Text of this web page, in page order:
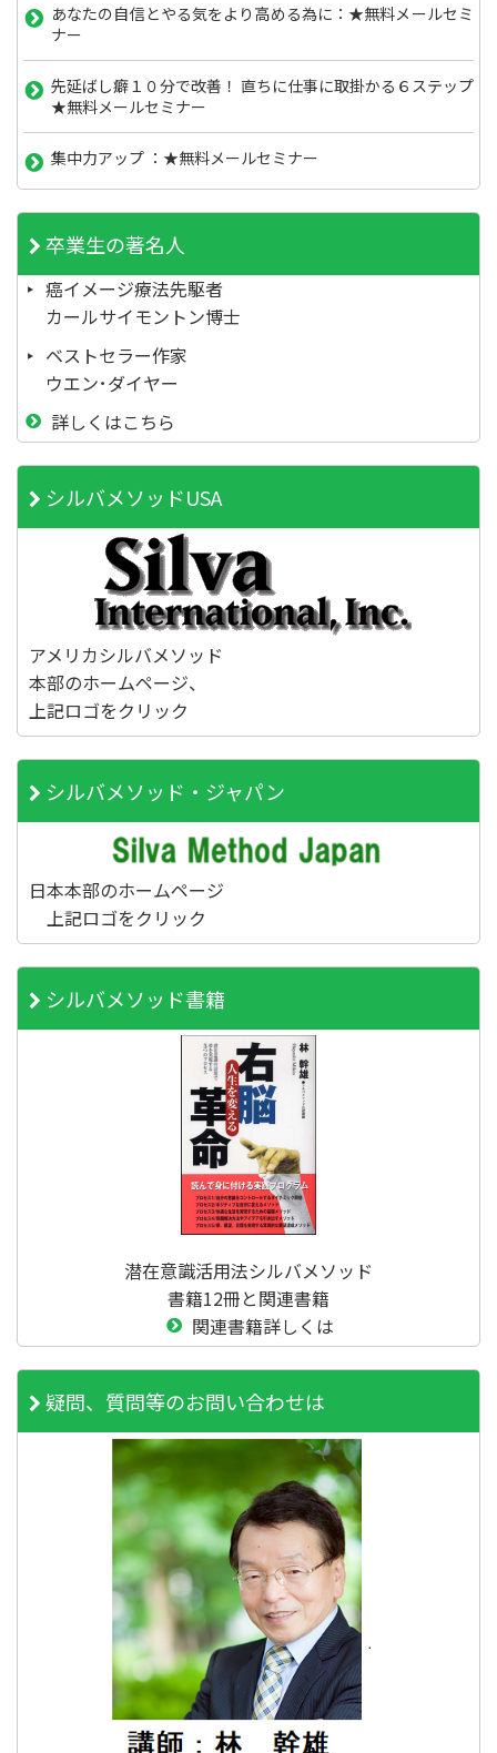
あなたの自信とやる気をより高める為に：★無料メールセミ
ナー
先延ばし癖１０分で改善！ 直ちに仕事に取掛かる６ステップ
★無料メールセミナー
集中力アップ ：★無料メールセミナー
卒業生の著名人
癌イメージ療法先駆者
カールサイモントン博士
ベストセラー作家
ウエン･ダイヤー
詳しくはこちら
シルバメソッドUSA
アメリカシルバメソッド
本部のホームページ、
上記ロゴをクリック
シルバメソッド・ジャパン
日本本部のホームページ
上記ロゴをクリック
シルバメソッド書籍
潜在意識活用法シルバメソッド
書籍12冊と関連書籍
関連書籍詳しくは
疑問、質問等のお問い合わせは